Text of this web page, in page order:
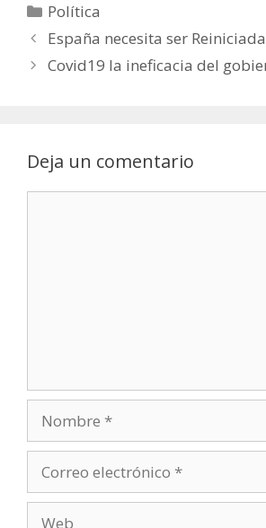
Política
España necesita ser Reiniciada
Covid19 la ineficacia del
Deja un comentario